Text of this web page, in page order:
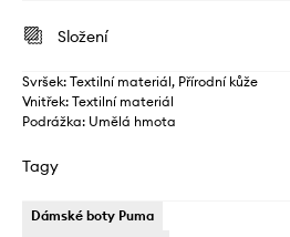
Složení
Svršek: Textilní materiál, Přírodní kůže
Vnitřek: Textilní materiál
Podrážka: Umělá hmota
Tagy
Dámské boty Puma